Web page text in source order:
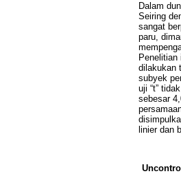
Dalam
Seiring
sangat
paru,
dilakukan
subyek
uji “t”
sebesar
linier dan